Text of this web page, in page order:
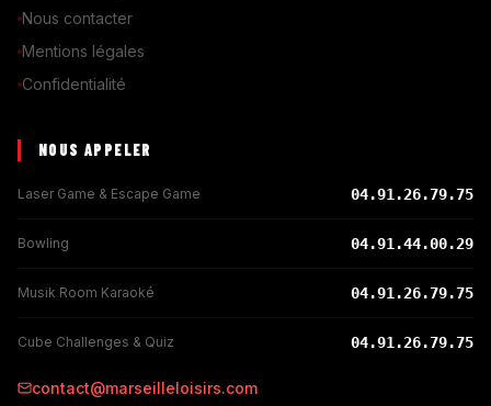
Nous contacter
Mentions légales
Confidentialité
NOUS APPELER
Laser Game & Escape Game 04.91.26.79.75
Bowling 04.91.44.00.29
Musik Room Karaoké 04.91.26.79.75
Cube Challenges & Quiz 04.91.26.79.75
contact@marseilleloisirs.com